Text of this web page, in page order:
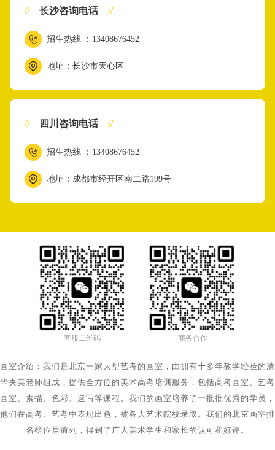
// 长沙咨询电话 //
招生热线 ：13408676452
地址：长沙市天心区
// 四川咨询电话 //
招生热线 ：13408676452
地址：成都市经开区南二路199号
客服二维码 商务合作
画室介绍：我们是北京一家大型艺考的画室，由拥有十多年教学经验的清
华央美老师组成，提供全方位的美术高考培训服务，包括高考画室、艺考
画室、素描、色彩、速写等课程。我们的画室培养了一批批优秀的学员，
他们在高考、艺考中表现出色，被各大艺术院校录取。我们的北京画室排
名榜位居前列，得到了广大美术学生和家长的认可和好评。